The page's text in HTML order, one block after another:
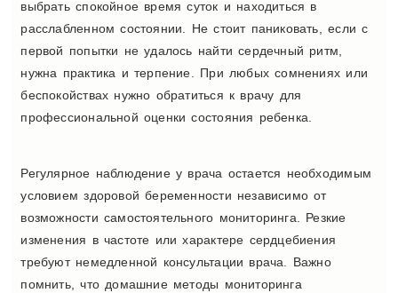
выбрать спокойное время суток и находиться в
расслабленном состоянии. Не стоит паниковать, если с
первой попытки не удалось найти сердечный ритм,
нужна практика и терпение. При любых сомнениях или
беспокойствах нужно обратиться к врачу для
профессиональной оценки состояния ребенка.
Регулярное наблюдение у врача остается необходимым
условием здоровой беременности независимо от
возможности самостоятельного мониторинга. Резкие
изменения в частоте или характере сердцебиения
требуют немедленной консультации врача. Важно
помнить, что домашние методы мониторинга